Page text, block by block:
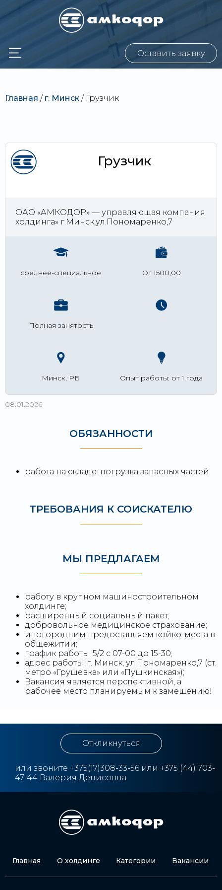
Оставить заявку
Главная / г. Минск / Грузчик
Грузчик
ОАО «АМКОДОР» — управляющая компания
холдинга» г.Минск,ул.Пономаренко,7
среднее-специальное От 1500,00
Полная занятость
Минск, РБ Опыт работы: от 1 года
08.01.2026
ОБЯЗАННОСТИ
работа на складе: погрузка запасных частей.
ТРЕБОВАНИЯ К СОИСКАТЕЛЮ
МЫ ПРЕДЛАГАЕМ
работу в крупном машиностроительном
холдинге;
расширенный социальный пакет;
добровольное медицинское страхование;
иногородним предоставляем койко-места в
общежитии;
график работы: 5/2 c 07-00 до 15-30;
адрес работы: г. Минск, ул.Пономаренко,7 (ст.
метро «Грушевка» или «Пушкинская»);
Вакансия является перспективной, а
рабочее место планируемым к замещению!
Откликнуться
или звоните +375(17)308-33-56 или +375 (44) 703-
47-44 Валерия Денисовна
Главная О холдинге Категории Вакансии